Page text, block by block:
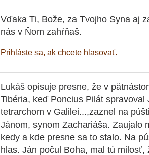
Vďaka Ti, Bože, za Tvojho Syna aj
nás v Ňom zahŕňaš.
Prihláste sa, ak chcete hlasovať.
Lukáš opisuje presne, že v
Tibéria, keď Poncius Pilát spravoval
tetrarchom v Galilei...,zaznel na
Jánom, synom Zachariáša. Zaujalo
kedy a kde presne sa to stalo. Na
hlas. Ján počul Boha, mal tú milosť,